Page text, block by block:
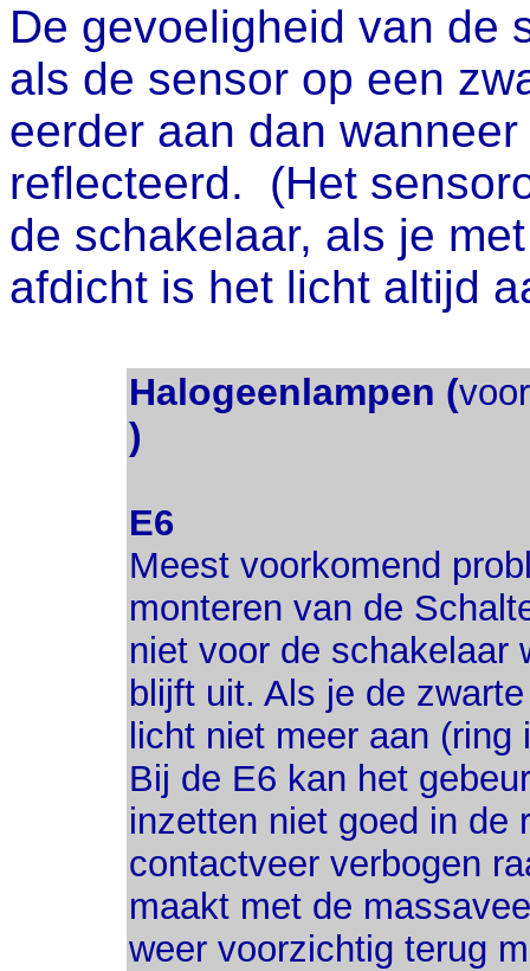
De gevoeligheid van de
als de sensor op een
eerder aan dan
reflecteerd. (Het
de schakelaar, als je
afdicht is het licht altijd
Halogeenlampen (
)
E6
Meest voorkomend
monteren van de
niet voor de schakelaar
blijft uit. Als je de
licht niet meer aan
Bij de E6 kan het
inzetten niet goed in de
contactveer verbogen
maakt met de
weer voorzichtig terug